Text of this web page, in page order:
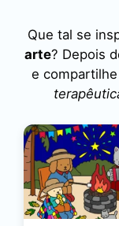
Que tal se
arte? Depois
e